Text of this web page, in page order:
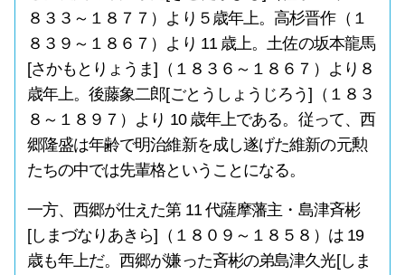
８３３～１８７７）より５歳年上。高杉晋作（１
８３９～１８６７）より 11 歳上。土佐の坂本龍馬
[さかもとりょうま]（１８３６～１８６７）より８
歳年上。後藤象二郎[ごとうしょうじろう]（１８３
８～１８９７）より 10 歳年上である。従って、西
郷隆盛は年齢で明治維新を成し遂げた維新の元勲
たちの中では先輩格ということになる。
一方、西郷が仕えた第 11 代薩摩藩主・島津斉彬
[しまづなりあきら]（１８０９～１８５８）は 19
歳も年上だ。西郷が嫌った斉彬の弟島津久光[しま